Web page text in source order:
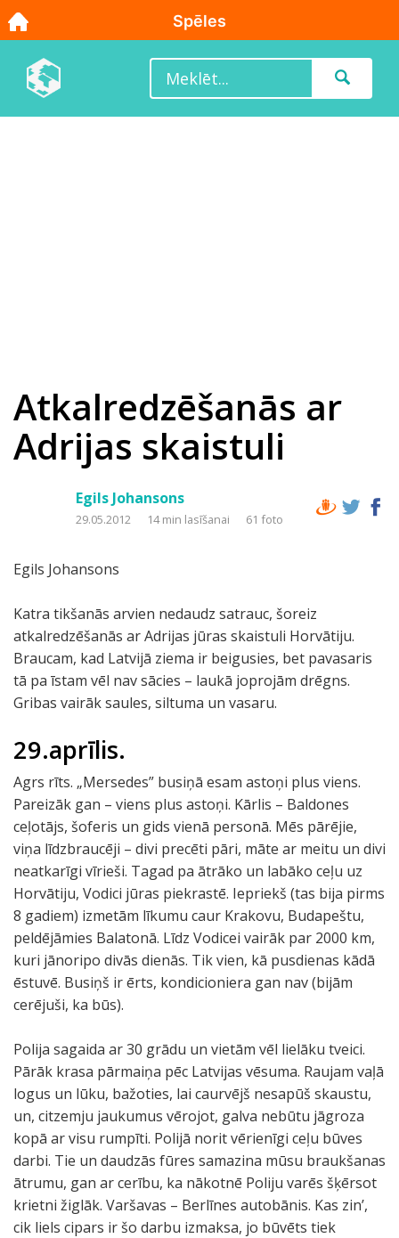
Atkalredzēšanās ar
Adrijas skaistuli
Egils Johansons
29.05.2012 14 min lasīšanai 61 foto
Egils Johansons
Katra tikšanās arvien nedaudz satrauc, šoreiz
atkalredzēšanās ar Adrijas jūras skaistuli Horvātiju.
Braucam, kad Latvijā ziema ir beigusies, bet pavasaris
tā pa īstam vēl nav sācies – laukā joprojām drēgns.
Gribas vairāk saules, siltuma un vasaru.
29.aprīlis.
Agrs rīts. „Mersedes” busiņā esam astoņi plus viens.
Pareizāk gan – viens plus astoņi. Kārlis – Baldones
ceļotājs, šoferis un gids vienā personā. Mēs pārējie,
viņa līdzbraucēji – divi precēti pāri, māte ar meitu un divi
neatkarīgi vīrieši. Tagad pa ātrāko un labāko ceļu uz
Horvātiju, Vodici jūras piekrastē. Iepriekš (tas bija pirms
8 gadiem) izmetām līkumu caur Krakovu, Budapeštu,
peldējāmies Balatonā. Līdz Vodicei vairāk par 2000 km,
kuri jānoripo divās dienās. Tik vien, kā pusdienas kādā
ēstuvē. Busiņš ir ērts, kondicioniera gan nav (bijām
cerējuši, ka būs).
Polija sagaida ar 30 grādu un vietām vēl lielāku tveici.
Pārāk krasa pārmaiņa pēc Latvijas vēsuma. Raujam vaļā
logus un lūku, bažoties, lai caurvējš nesapūš skaustu,
un, citzemju jaukumus vērojot, galva nebūtu jāgroza
kopā ar visu rumpīti. Polijā norit vērienīgi ceļu būves
darbi. Tie un daudzās fūres samazina mūsu braukšanas
ātrumu, gan ar cerību, ka nākotnē Poliju varēs šķērsot
krietni žiglāk. Varšavas – Berlīnes autobānis. Kas zin’,
cik liels cipars ir šo darbu izmaksa, jo būvēts tiek